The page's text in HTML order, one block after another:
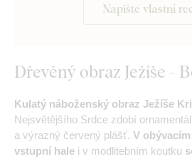
Napište vlastní
Dřevěný obraz Ježíše -
Kulatý náboženský obraz Ježíše
Nejsvětějšího Srdce zdobí
a výrazný červený plášť. V
vstupní hale i v modlitebním koutku